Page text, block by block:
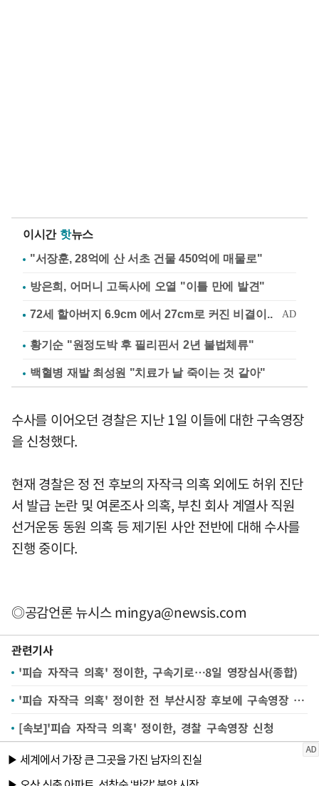
이시간 핫뉴스
"서장훈, 28억에 산 서초 건물 450억에 매물로"
방은희, 어머니 고독사에 오열 "이틀 만에 발견"
황기순 "원정도박 후 필리핀서 2년 불법체류"
백혈병 재발 최성원 "치료가 날 죽이는 것 같아"
수사를 이어오던 경찰은 지난 1일 이들에 대한 구속영장
을 신청했다.
현재 경찰은 정 전 후보의 자작극 의혹 외에도 허위 진단
서 발급 논란 및 여론조사 의혹, 부친 회사 계열사 직원
선거운동 동원 의혹 등 제기된 사안 전반에 대해 수사를
진행 중이다.
◎공감언론 뉴시스mingya@newsis.com
관련기사
'피습 자작극 의혹' 정이한, 구속기로…8일 영장심사(종합)
'피습 자작극 의혹' 정이한 전 부산시장 후보에 구속영장 청구
[속보]'피습 자작극 의혹' 정이한, 경찰 구속영장 신청